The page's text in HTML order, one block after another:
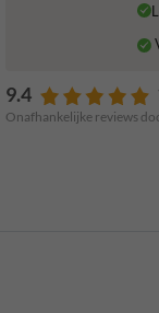
9.4
Onafhankelijke reviews